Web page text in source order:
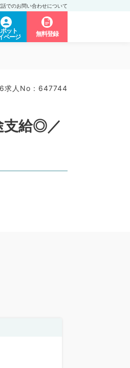
話でのお問い合わせについて
ット
ページ
無料登録
求人No : 647744
支給◎／